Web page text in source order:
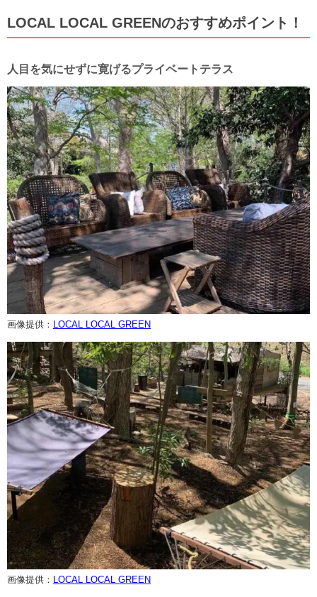
LOCAL LOCAL GREENのおすすめポイント！
人目を気にせずに寛げるプライベートテラス
画像提供： LOCAL LOCAL GREEN
画像提供： LOCAL LOCAL GREEN